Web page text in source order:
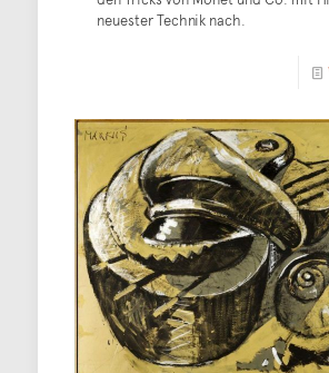
neuester Technik nach.